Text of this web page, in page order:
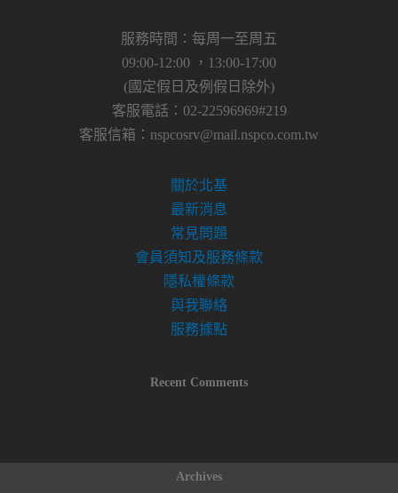
服務時間：每周一至周五
09:00-12:00 ，13:00-17:00
(國定假日及例假日除外)
客服電話：02-22596969#219
客服信箱： nspcosrv@mail.nspco.com.tw
關於北基
最新消息
常見問題
會員須知及服務條款
隱私權條款
與我聯絡
服務據點
Recent Comments
Archives